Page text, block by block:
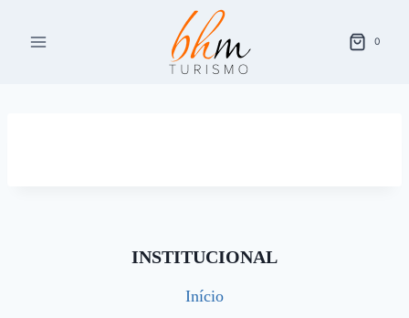
para
0
INSTITUCIONAL
Início